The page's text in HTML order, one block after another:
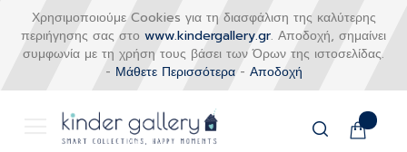
Χρησιμοποιούμε Cookies για τη διασφάλιση της καλύτερης
περιήγησης σας στο www.kindergallery.gr. Αποδοχή, σημαίνει
συμφωνία με τη χρήση τους βάσει των Όρων της ιστοσελίδας.
- Μάθετε Περισσότερα- Αποδοχή
Το